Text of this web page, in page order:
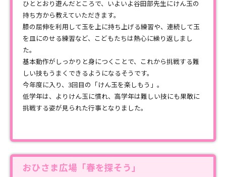
ひととおり遊んだところで、いよいよ谷田部先生にけん玉の
持ち方から教えていただきます。
膝の屈伸を利用して玉を上に持ち上げる練習や、連続して玉
を皿にのせる練習など、こどもたちは熱心に繰り返しまし
た。
基本動作がしっかりと身につくことで、これから挑戦する難
しい技もうまくできるようになるそうです。
今年度に入り、3回目の「けん玉を楽しもう」。
低学年は、よりけん玉に慣れ、高学年は難しい技にも果敢に
挑戦する姿が見られた行事となりました。
おひさま広場「春を探そう」